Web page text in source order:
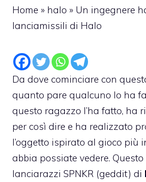
Home » halo » Un ingegnere
lanciamissili di Halo
Da dove cominciare con
quanto pare qualcuno lo ha
questo ragazzo l’ha fatto, ha
per così dire e ha realizzato
l’oggetto ispirato al gioco più
abbia possiate vedere. Questo
lanciarazzi SPNKR (geddit) di